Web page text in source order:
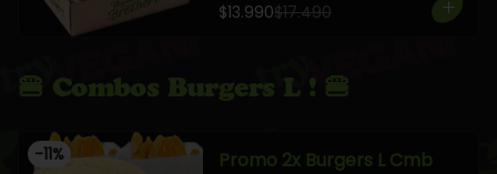
$13.990$17.490
🍔 Combos Burgers L ! 🍔
-11% Promo 2x Burgers L Cmb